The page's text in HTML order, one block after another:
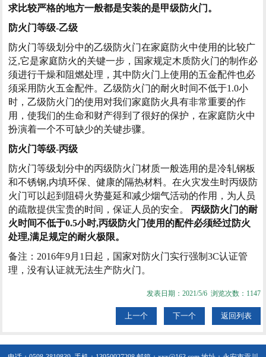
求比较严格的地方一般都是安装的是甲级防火门。
防火门等级-乙级
防火门等级划分中的乙级防火门在家庭防火中使用的比较广
泛,它是家庭防火的关键一步，国家规定木质防火门的制作必
须进行干燥和阻燃处理，其中防火门上使用的五金配件也必
须采用防火五金配件。乙级防火门的耐火时间不低于1.0小
时，乙级防火门的使用对我们家庭防火具有非常重要的作
用，使我们的生命和财产得到了很好的保护，在家庭防火中
扮演着一个不可缺少的关键步骤。
防火门等级-丙级
防火门等级划分中的丙级防火门材质一般选用的是冷轧钢板
和不锈钢,内填环保、健康的隔热材料。在火灾发生时丙级防
火门可以起到阻碍火势蔓延和减少烟气活动的作用，为人员
的疏散提供宝贵的时间，保证人员的安全。
丙级防火门的耐
火时间不低于0.5小时,丙级防火门使用的配件必须经过防火
处理,满足规定的耐火极限。
备注：2016年9月1日起，国家对防火门实行强制3C认证管
理，没有认证就无法生产防火门。
发表日期：2021/5/6 浏览次数：1147
上一个 下一个 返回列表